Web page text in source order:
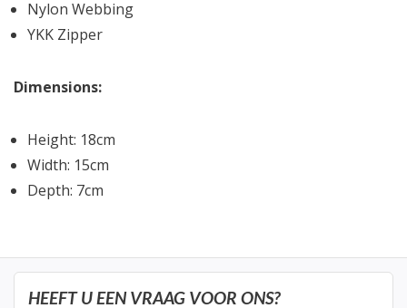
Nylon Webbing
YKK Zipper
Dimensions:
Height: 18cm
Width: 15cm
Depth: 7cm
HEEFT U EEN VRAAG VOOR ONS?